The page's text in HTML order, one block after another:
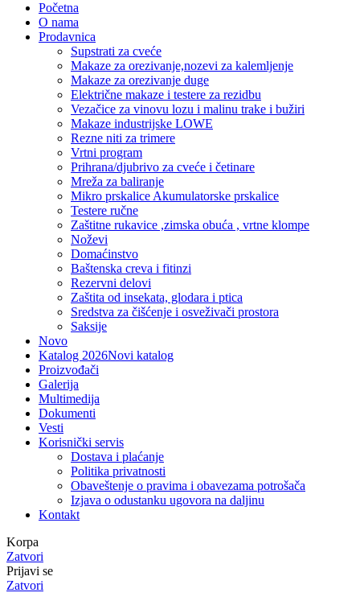
Početna
O nama
Prodavnica
Supstrati za cveće
Makaze za orezivanje,nozevi za kalemljenje
Makaze za orezivanje duge
Električne makaze i testere za rezidbu
Vezačice za vinovu lozu i malinu trake i bužiri
Makaze industrijske LOWE
Rezne niti za trimere
Vrtni program
Prihrana/djubrivo za cveće i četinare
Mreža za baliranje
Mikro prskalice Akumulatorske prskalice
Testere ručne
Zaštitne rukavice ,zimska obuća , vrtne klompe
Noževi
Domaćinstvo
Baštenska creva i fitinzi
Rezervni delovi
Zaštita od insekata, glodara i ptica
Sredstva za čišćenje i osveživači prostora
Saksije
Novo
Katalog 2026Novi katalog
Proizvođači
Galerija
Multimedija
Dokumenti
Vesti
Korisnički servis
Dostava i plaćanje
Politika privatnosti
Obaveštenje o pravima i obavezama potrošača
Izjava o odustanku ugovora na daljinu
Kontakt
Korpa
Zatvori
Prijavi se
Zatvori